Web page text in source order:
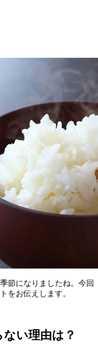
節になりましたね。今回
をお伝えします。
い理由は？